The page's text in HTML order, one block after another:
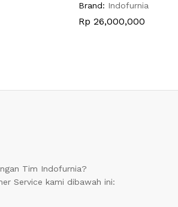
Brand: Indofurnia
Rp 26,000,000
Tim Indofurnia?
Service kami dibawah ini: